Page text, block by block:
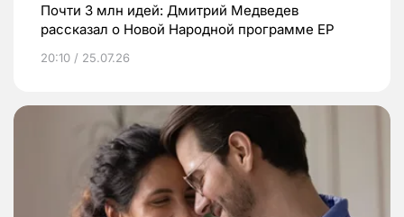
Почти 3 млн идей: Дмитрий Медведев
рассказал о Новой Народной программе ЕР
20:10 / 25.07.26